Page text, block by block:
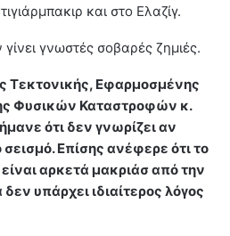
και στο Ελαζίγ.
γνωστές σοβαρές ζημιές.
Τεκτονικής, Εφαρμοσμένης
Φυσικών Καταστροφών κ.
ότι δεν γνωρίζει αν
σεισμό. Επίσης ανέφερε ότι το
αρκετά μακριάσ από την
υπάρχει ιδιαίτερος λόγος